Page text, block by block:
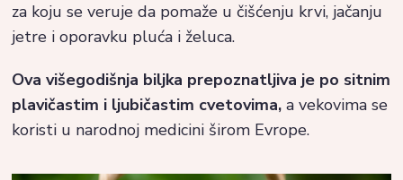
za koju se veruje da pomaže u čišćenju krvi, jačanju
jetre i oporavku pluća i želuca.
Ova višegodišnja biljka prepoznatljiva je po sitnim
plavičastim i ljubičastim cvetovima, a vekovima se
koristi u narodnoj medicini širom Evrope.